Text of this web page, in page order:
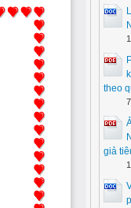
theo
giả